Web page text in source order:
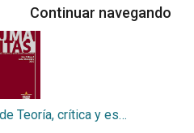
Continuar navegando
Humanitas, Revista de Teoría, crítica y estudios Literarios